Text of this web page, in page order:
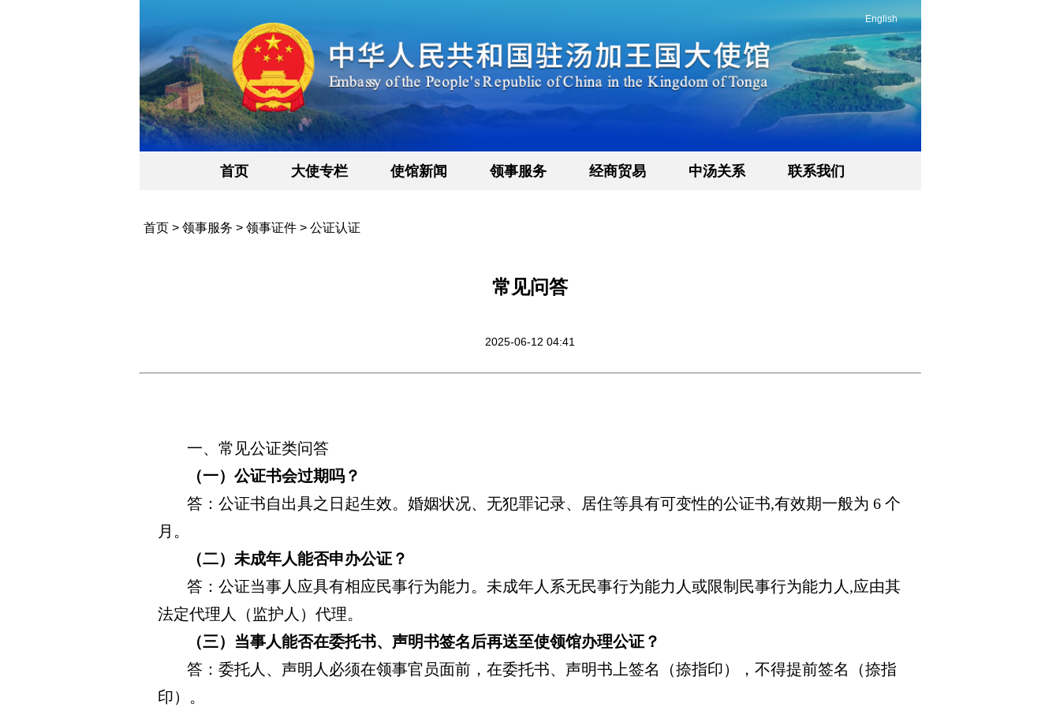
English
首页 大使专栏 使馆新闻 领事服务 经商贸易 中汤关系 联系我们
首页> 领事服务 > 领事证件> 公证认证
常见问答
2025-06-12 04:41
一、常见公证类问答
（一）公证书会过期吗？
答：公证书自出具之日起生效。婚姻状况、无犯罪记录、居住等具有可变性的公证书,有效期一般为 6 个
月。
（二）未成年人能否申办公证？
答：公证当事人应具有相应民事行为能力。未成年人系无民事行为能力人或限制民事行为能力人,应由其
法定代理人（监护人）代理。
（三）当事人能否在委托书、声明书签名后再送至使领馆办理公证？
答：委托人、声明人必须在领事官员面前，在委托书、声明书上签名（捺指印），不得提前签名（捺指
印）。